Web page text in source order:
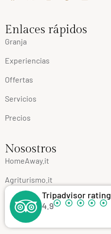
Enlaces rápidos
Granja
Experiencias
Offertas
Servicios
Precios
Nosostros
HomeAway.it
Agriturismo.it
Tripadvisor rating
4.9